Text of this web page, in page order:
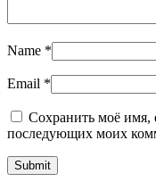
Name *
Email *
Сохранить моё имя,
последующих моих